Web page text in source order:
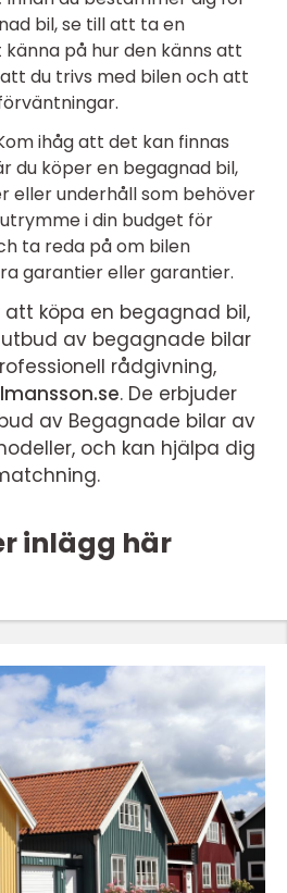
bil, se till att ta en
på hur den känns att
du trivs med bilen och att
ihåg att det kan finnas
du köper en begagnad bil,
eller underhåll som behöver
i din budget för
ta reda på om bilen
garantier eller garantier.
köpa en begagnad bil,
av begagnade bilar
rådgivning,
. De erbjuder
av Begagnade bilar av
och kan hjälpa dig
inlägg här